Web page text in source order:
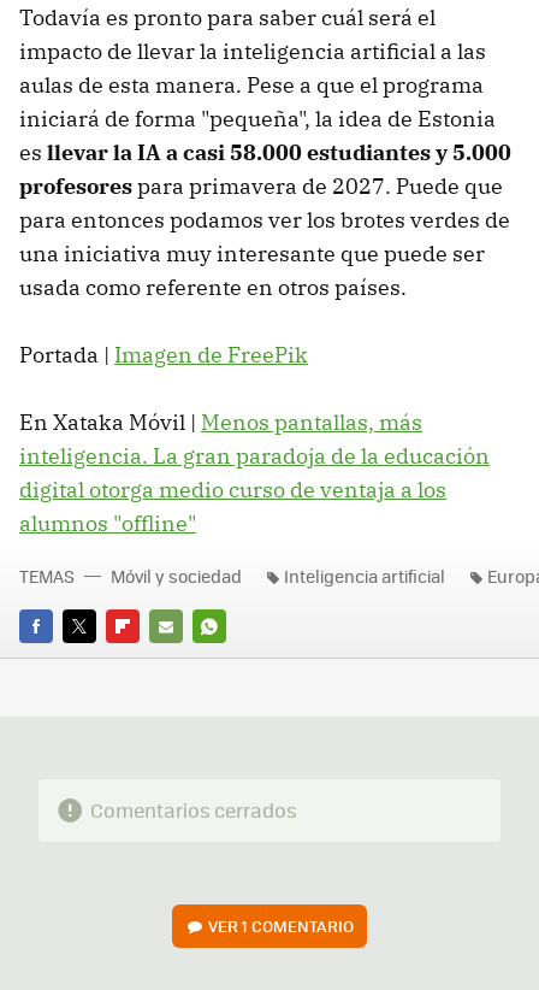
Todavía es pronto para saber cuál será el
impacto de llevar la inteligencia artificial a las
aulas de esta manera. Pese a que el programa
iniciará de forma "pequeña", la idea de Estonia
es llevar la IA a casi 58.000 estudiantes y 5.000
profesorespara primavera de 2027. Puede que
para entonces podamos ver los brotes verdes de
una iniciativa muy interesante que puede ser
usada como referente en otros países.
Portada | Imagen de FreePik
En Xataka Móvil | Menos pantallas, más
inteligencia. La gran paradoja de la educación
digital otorga medio curso de ventaja a los
alumnos "offline"
FACEBOOK
TWITTERFLIPBOARD
E-
WHATSAPP
TEMAS Móvil y sociedad Inteligencia artificial
Comentarios cerrados
VER1 COMENTARIO